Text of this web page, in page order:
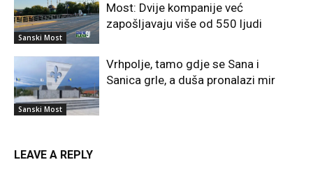
Sanski Most
Most: Dvije kompanije već
zapošljavaju više od 550 ljudi
Sanski Most
Vrhpolje, tamo gdje se Sana i
Sanica grle, a duša pronalazi mir
LEAVE A REPLY